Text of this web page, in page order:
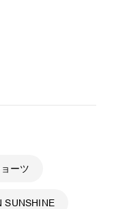
ーツ
SUNSHINE